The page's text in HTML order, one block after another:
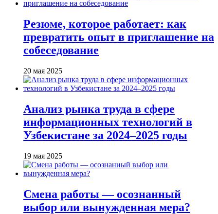
Резюме, которое работает: как
превратить опыт в приглашение на
собеседование
20 мая 2025
Анализ рынка труда в сфере
информационных технологий в
Узбекистане за 2024–2025 годы
19 мая 2025
Смена работы — осознанный
выбор или вынужденная мера?